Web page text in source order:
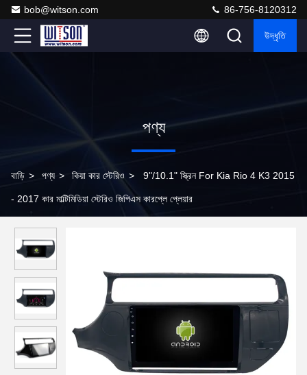
bob@witson.com 86-756-8120312
উদ্ধৃতি
পণ্য
বাড়ি > পণ্য > কিয়া কার স্টেরিও > 9"/10.1" স্ক্রিন For Kia Rio 4 K3 2015
- 2017 কার মাল্টিমিডিয়া স্টেরিও জিপিএস কারপ্লে প্লেয়ার